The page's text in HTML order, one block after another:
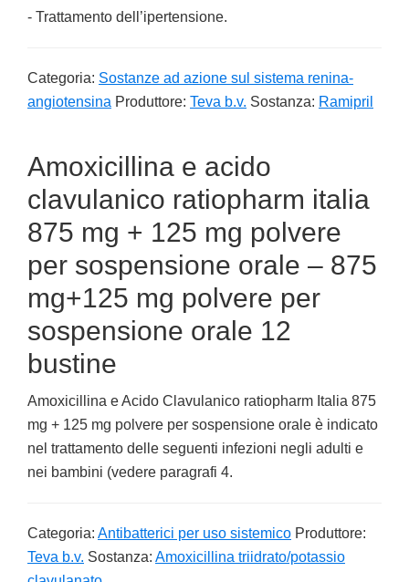
- Trattamento dell’ipertensione.
Categoria: Sostanze ad azione sul sistema renina-
angiotensina Produttore: Teva b.v. Sostanza: Ramipril
Amoxicillina e acido
clavulanico ratiopharm italia
875 mg + 125 mg polvere
per sospensione orale – 875
mg+125 mg polvere per
sospensione orale 12
bustine
Amoxicillina e Acido Clavulanico ratiopharm Italia 875
mg + 125 mg polvere per sospensione orale è indicato
nel trattamento delle seguenti infezioni negli adulti e
nei bambini (vedere paragrafi 4.
Categoria: Antibatterici per uso sistemico Produttore:
Teva b.v. Sostanza: Amoxicillina triidrato/potassio